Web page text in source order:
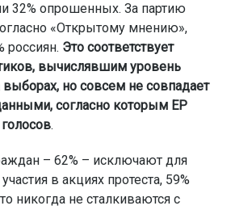
32% опрошенных. За партию
«Открытому мнению»,
россиян. Это соответствует
вычислявшим уровень
но совсем не совпадает
согласно которым ЕР
.
– 62% – исключают для
в акциях протеста, 59%
никогда не сталкиваются с